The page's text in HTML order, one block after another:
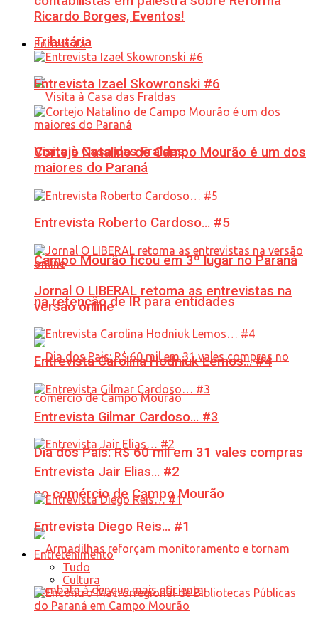
Tributária
Visita à Casa das Fraldas
Campo Mourão ficou em 3º lugar no Paraná
na retenção de IR para entidades
Dia dos Pais: R$ 60 mil em 31 vales compras
no comércio de Campo Mourão
Ricardo Borges, Eventos!
Entrevista
Entrevista Izael Skowronski #6
Cortejo Natalino de Campo Mourão é um dos
maiores do Paraná
Entrevista Roberto Cardoso… #5
Jornal O LIBERAL retoma as entrevistas na
versão online
Entrevista Carolina Hodniuk Lemos… #4
Entrevista Gilmar Cardoso… #3
Entrevista Jair Elias… #2
Entrevista Diego Reis… #1
Entretenimento
Tudo
Cultura